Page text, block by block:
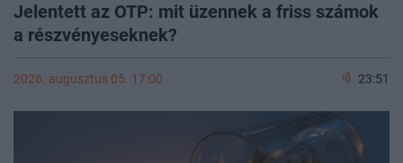
Jelentett az OTP: mit üzennek a friss számok
a részvényeseknek?
2026. augusztus 05. 17:00 23:51